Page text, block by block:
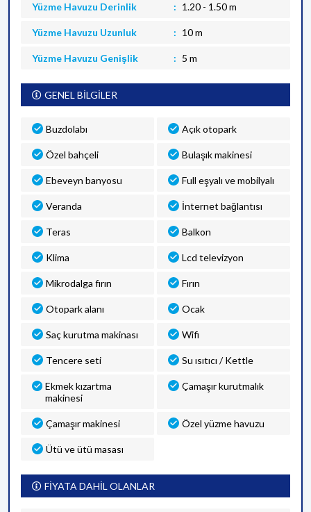
Yüzme Havuzu Derinlik 1.20 - 1.50 m
Yüzme Havuzu Uzunluk 10 m
Yüzme Havuzu Genişlik 5 m
GENEL BİLGİLER
Buzdolabı Açık otopark
Özel bahçeli Bulaşık makinesi
Ebeveyn banyosu Full eşyalı ve mobilyalı
Veranda İnternet bağlantısı
Teras Balkon
Klima Lcd televizyon
Mikrodalga fırın Fırın
Otopark alanı Ocak
Saç kurutma makinası Wifi
Tencere seti Su ısıtıcı / Kettle
Ekmek kızartma
makinesi
Çamaşır kurutmalık
Çamaşır makinesi Özel yüzme havuzu
Ütü ve ütü masası
FİYATA DAHİL OLANLAR